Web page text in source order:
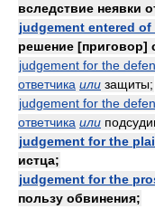
вследствие неявки
judgement entered of
решение [приговор]
judgement for the
ответчика или защиты;
judgement for the
ответчика или
judgement for the
истца;
judgement for the
пользу обвинения;